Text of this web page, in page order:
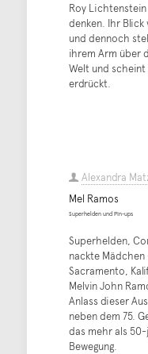
Roy
denken. Ihr
und dennoch
ihrem Arm über
Welt und
erdrückt.
Alexandra
Mel Ramos
Superhelden und Pin-ups
Superhelden,
nackte Mädchen
Sacramento,
Melvin John
Anlass dieser
neben dem 75.
das mehr als
Bewegung.